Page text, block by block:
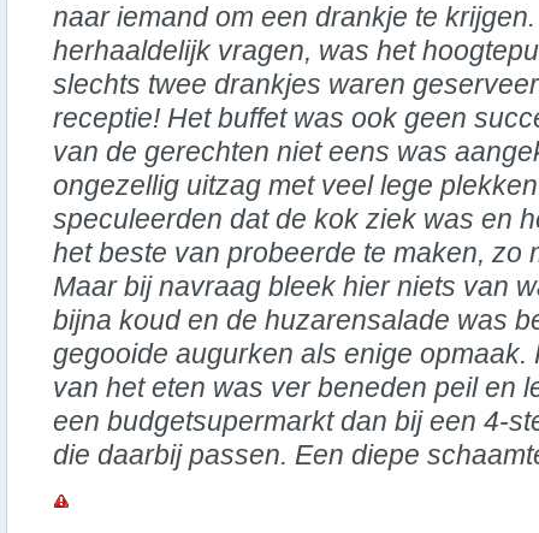
naar iemand om een drankje te
herhaaldelijk vragen, was het
slechts twee drankjes waren
receptie! Het buffet was ook geen
van de gerechten niet eens was
ongezellig uitzag met veel lege
speculeerden dat de kok ziek was en
het beste van probeerde te maken, zo
Maar bij navraag bleek hier niets van
bijna koud en de huzarensalade was
gegooide augurken als enige opmaak.
van het eten was ver beneden peil en
een budgetsupermarkt dan bij een 4-
die daarbij passen. Een diepe